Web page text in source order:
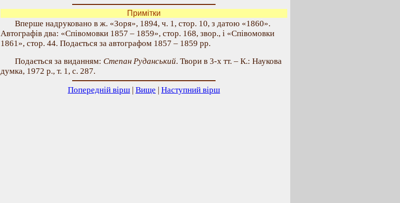
Примітки
Вперше надруковано в ж. «Зоря», 1894, ч. 1, стор. 10, з датою «1860».
Автографів два: «Співомовки 1857 – 1859», стор. 168, звор., і «Співомовки
1861», стор. 44. Подається за автографом 1857 – 1859 рр.
Подається за виданням: Степан Руданський. Твори в 3-х тт. – К.: Наукова
думка, 1972 р., т. 1, с. 287.
Попередній вірш | Вище | Наступний вірш